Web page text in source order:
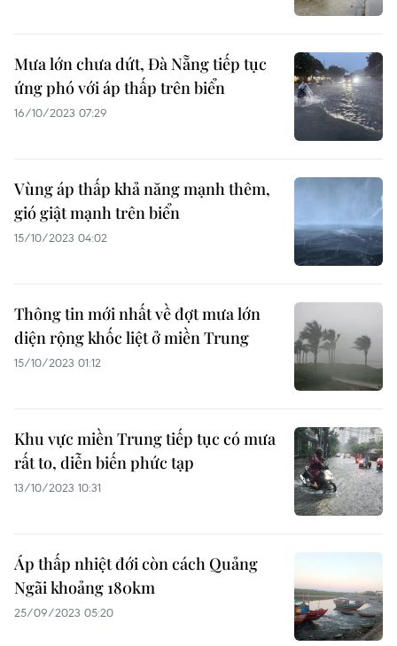
Mưa lớn chưa dứt, Đà Nẵng tiếp tục
ứng phó với áp thấp trên biển
16/10/2023 07:29
Vùng áp thấp khả năng mạnh thêm,
gió giật mạnh trên biển
15/10/2023 04:02
Thông tin mới nhất về đợt mưa lớn
diện rộng khốc liệt ở miền Trung
15/10/2023 01:12
Khu vực miền Trung tiếp tục có mưa
rất to, diễn biến phức tạp
13/10/2023 10:31
Áp thấp nhiệt đới còn cách Quảng
Ngãi khoảng 180km
25/09/2023 05:20